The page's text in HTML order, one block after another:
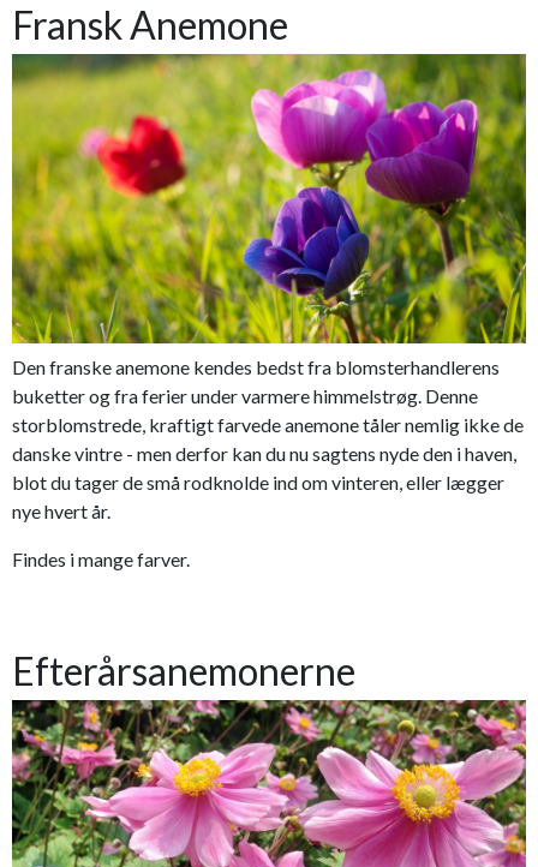
Fransk Anemone
Den franske anemone kendes bedst fra blomsterhandlerens
buketter og fra ferier under varmere himmelstrøg. Denne
storblomstrede, kraftigt farvede anemone tåler nemlig ikke de
danske vintre - men derfor kan du nu sagtens nyde den i haven,
blot du tager de små rodknolde ind om vinteren, eller lægger
nye hvert år.
Findes i mange farver.
Efterårsanemonerne